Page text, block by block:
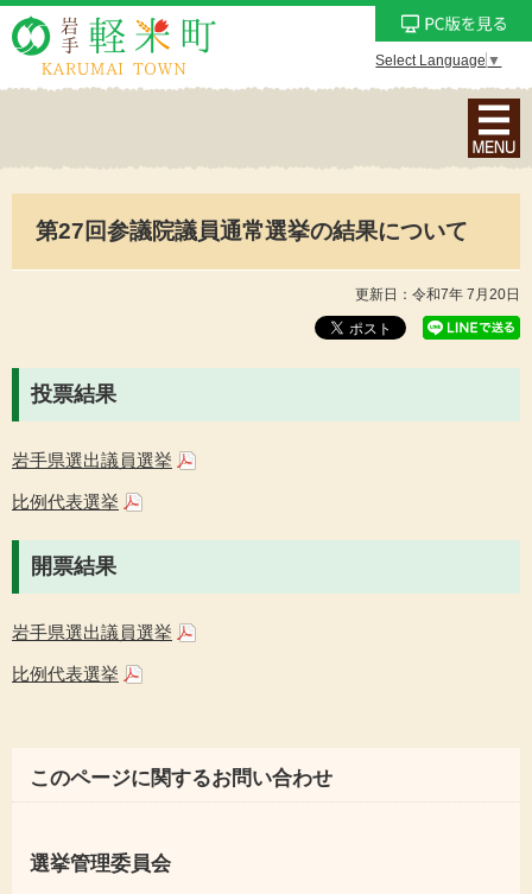
Select Language ▼
ナ
ビ
ン
メ
第27回参議院議員通常選挙の結果について
更新日：令和7年 7月20日
投票結果
岩手県選出議員選挙
比例代表選挙
開票結果
岩手県選出議員選挙
比例代表選挙
このページに関するお問い合わせ
選挙管理委員会